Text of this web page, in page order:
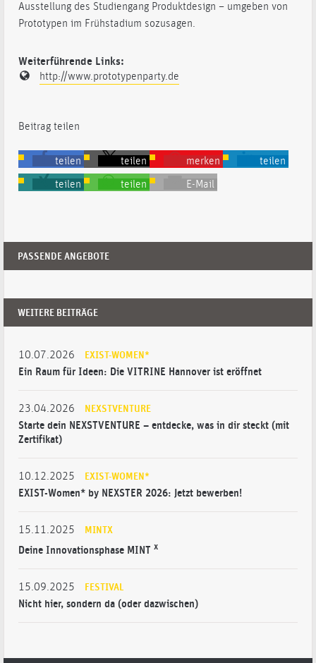
Ausstellung des Studiengang Produktdesign – umgeben von
Prototypen im Frühstadium sozusagen.
Weiterführende Links:
http://www.prototypenparty.de
Beitrag teilen
teilen teilen merken teilen
teilen teilen E-Mail
PASSENDE ANGEBOTE
WEITERE BEITRÄGE
10.07.2026 EXIST-WOMEN*
Ein Raum für Ideen: Die VITRINE Hannover ist eröffnet
23.04.2026 NEXSTVENTURE
Starte dein NEXSTVENTURE – entdecke, was in dir steckt (mit
Zertifikat)
10.12.2025 EXIST-WOMEN*
EXIST-Women* by NEXSTER 2026: Jetzt bewerben!
15.11.2025 MINTX
Deine Innovationsphase MINT x
15.09.2025 FESTIVAL
Nicht hier, sondern da (oder dazwischen)